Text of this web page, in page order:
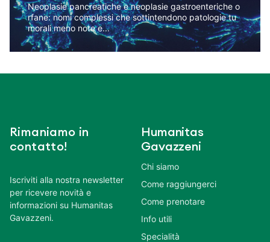
Neoplasie pancreatiche e neoplasie gastroenteriche o
rfane: nomi complessi che sottintendono patologie tu
morali meno note e...
Rimaniamo in
contatto!
Iscriviti alla nostra newsletter
per ricevere novità e
informazioni su Humanitas
Gavazzeni.
Humanitas
Gavazzeni
Chi siamo
Come raggiungerci
Come prenotare
Info utili
Specialità